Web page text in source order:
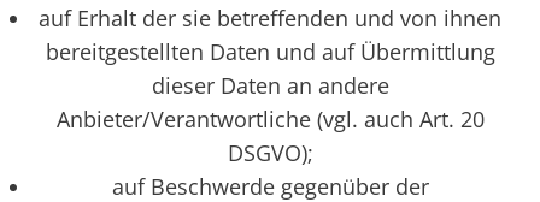
auf Erhalt der sie betreffenden und von ihnen
bereitgestellten Daten und auf Übermittlung
dieser Daten an andere
Anbieter/Verantwortliche (vgl. auch Art. 20
DSGVO);
auf Beschwerde gegenüber der